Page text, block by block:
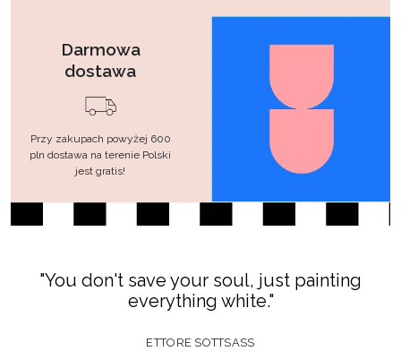
Darmowa
dostawa
Przy zakupach powyżej 600
pln dostawa na terenie Polski
jest gratis!
just painting
"I don't want what I need, I